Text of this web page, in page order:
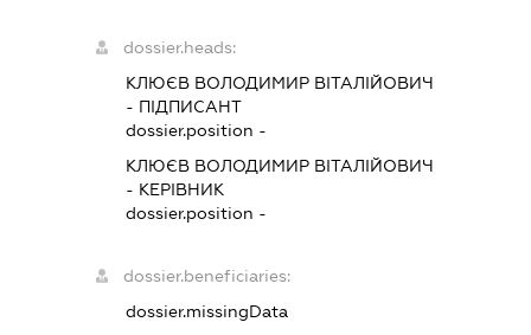
dossier.heads:
КЛЮЄВ ВОЛОДИМИР ВІТАЛІЙОВИЧ
- ПІДПИСАНТ
dossier.position -
КЛЮЄВ ВОЛОДИМИР ВІТАЛІЙОВИЧ
- КЕРІВНИК
dossier.position -
dossier.beneficiaries:
dossier.missingData